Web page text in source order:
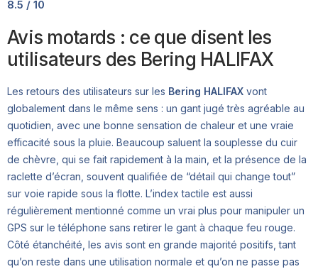
8.5 / 10
Avis motards : ce que disent les
utilisateurs des Bering HALIFAX
Les retours des utilisateurs sur les Bering HALIFAX vont
globalement dans le même sens : un gant jugé très agréable au
quotidien, avec une bonne sensation de chaleur et une vraie
efficacité sous la pluie. Beaucoup saluent la souplesse du cuir
de chèvre, qui se fait rapidement à la main, et la présence de la
raclette d’écran, souvent qualifiée de “détail qui change tout”
sur voie rapide sous la flotte. L’index tactile est aussi
régulièrement mentionné comme un vrai plus pour manipuler un
GPS sur le téléphone sans retirer le gant à chaque feu rouge.
Côté étanchéité, les avis sont en grande majorité positifs, tant
qu’on reste dans une utilisation normale et qu’on ne passe pas